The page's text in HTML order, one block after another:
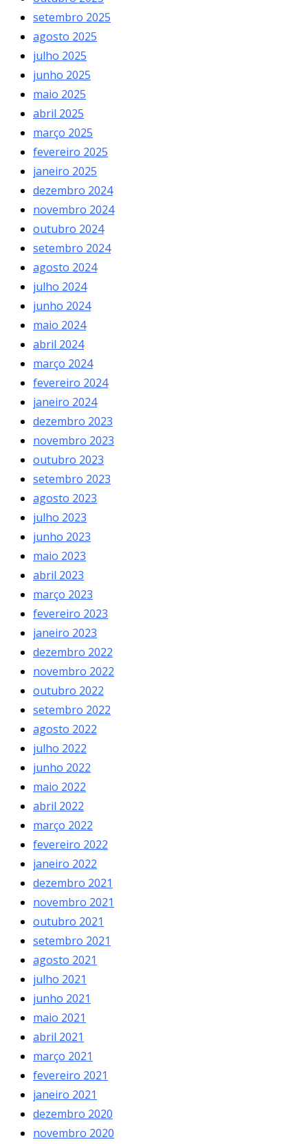
setembro 2025
agosto 2025
julho 2025
junho 2025
maio 2025
abril 2025
março 2025
fevereiro 2025
janeiro 2025
dezembro 2024
novembro 2024
outubro 2024
setembro 2024
agosto 2024
julho 2024
junho 2024
maio 2024
abril 2024
março 2024
fevereiro 2024
janeiro 2024
dezembro 2023
novembro 2023
outubro 2023
setembro 2023
agosto 2023
julho 2023
junho 2023
maio 2023
abril 2023
março 2023
fevereiro 2023
janeiro 2023
dezembro 2022
novembro 2022
outubro 2022
setembro 2022
agosto 2022
julho 2022
junho 2022
maio 2022
abril 2022
março 2022
fevereiro 2022
janeiro 2022
dezembro 2021
novembro 2021
outubro 2021
setembro 2021
agosto 2021
julho 2021
junho 2021
maio 2021
abril 2021
março 2021
fevereiro 2021
janeiro 2021
dezembro 2020
novembro 2020